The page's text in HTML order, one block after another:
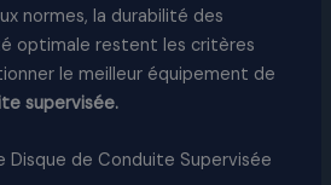
normes, la durabilité des
optimale restent les critères
le meilleur équipement de
supervisée.
Disque de Conduite Supervisée